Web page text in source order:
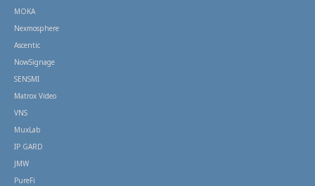
MOKA
Nexmosphere
Ascentic
NowSignage
SENSMI
Matrox Video
VNS
MuxLab
IP GARD
JMW
PureFi